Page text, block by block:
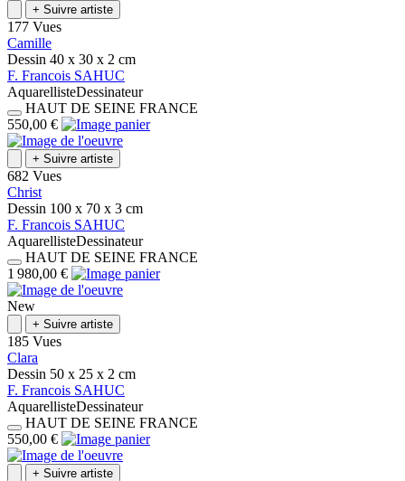
+ Suivre artiste
177 Vues
Camille
Dessin 40 x 30 x 2 cm
F. Francois SAHUC
AquarellisteDessinateur
HAUT DE SEINE FRANCE
550,00 €
+ Suivre artiste
682 Vues
Christ
Dessin 100 x 70 x 3 cm
F. Francois SAHUC
AquarellisteDessinateur
HAUT DE SEINE FRANCE
1 980,00 €
New
+ Suivre artiste
185 Vues
Clara
Dessin 50 x 25 x 2 cm
F. Francois SAHUC
AquarellisteDessinateur
HAUT DE SEINE FRANCE
550,00 €
+ Suivre artiste